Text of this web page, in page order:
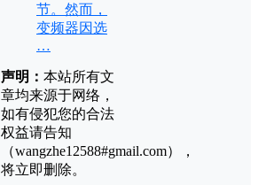
节。然而，
变频器因选
…
声明： 本站所有文
章均来源于网络，
如有侵犯您的合法
权益请告知
（wangzhe12588#gmail.com），
将立即删除。